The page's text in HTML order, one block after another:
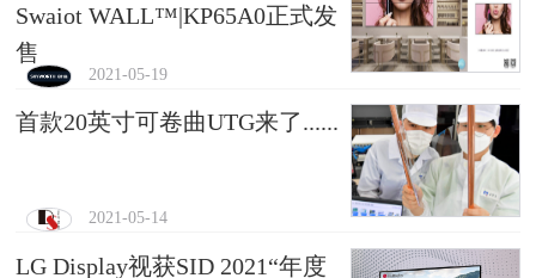
Swaiot WALL™|KP65A0正式发
售
2021-05-19
首款20英寸可卷曲UTG来了......
2021-05-14
LG Display视获SID 2021“年度